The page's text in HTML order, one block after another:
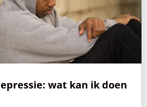
wat kan ik doen